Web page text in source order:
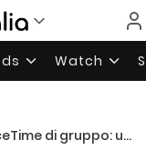
Watch
ascoltare il destinatario prima che rispondesse